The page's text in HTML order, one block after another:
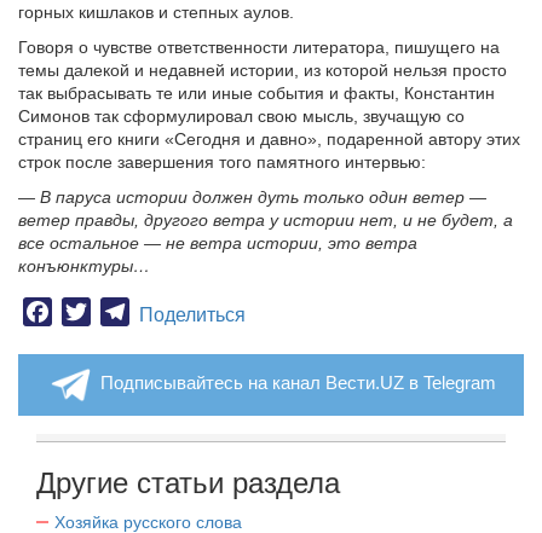
горных кишлаков и степных аулов.
Говоря о чувстве ответственности литератора, пишущего на
темы далекой и недавней истории, из которой нельзя просто
так выбрасывать те или иные события и факты, Константин
Симонов так сформулировал свою мысль, звучащую со
страниц его книги «Сегодня и давно», подаренной автору этих
строк после завершения того памятного интервью:
— В паруса истории должен дуть только один ветер —
ветер правды, другого ветра у истории нет, и не будет, а
все остальное — не ветра истории, это ветра
конъюнктуры…
Facebook
TwitterTelegram
Поделиться
Подписывайтесь на канал Вести.UZ в Telegram
Другие статьи раздела
Хозяйка русского слова